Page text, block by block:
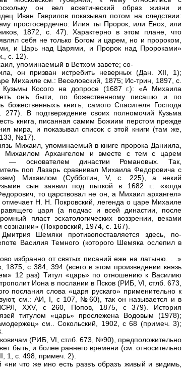
он вел аскетический образ жизни и
Иван Гаврилов показывал потом на следствии:
простосердечно: Илия ты Пророк, или Енох, или
1872, с. 47). Характерно в этом плане, что
себя не только Богом и царем, но и пророком,
и Царь над Царями, и Пророк над Пророками»
с. 12).
упоминаемый в Ветхом завете; со-
он призван истребить неверных (Дан. XII, 1);
Михаиле см.: Веселовский, 1875; Ис-трин, 1897, с.
Косого на допросе (1687 г.): «А Михаила
онъ быти, по божественному писашю и по
божественныхъ книгъ, самого Спасителя Господа
277). В подтверждение своих полномочий Кузьма
книга, писанная самим Божиим перстом прежде
мира, и показывал список с этой книги (там же,
№17).
Михаил, упоминаемый в книге пророка Даниила,
Михаилом Архангелом и вместе с тем с царем
— основателем династии Романовых. Так,
поп Лазарь сравнивал Михаила Федоровича с
Михаилом (Субботин, V, с. 225), а некий
сын заявил под пыткой в 1682 г.: «когда
то царствовал не он, а Михаил архангел»
Н. Н. Покровский, легенда о царе Михаиле
царя (а подчас и всей династии, после
пласт эсхатологических воззрении, веками
(Покровский, 1974, с. 167).
Шемяки противопоставляется здесь, по-
Василия Темного (которого Шемяка ослепил в
избранно от святых писаний еже на латыню. . .»
1875, с 384, 394 (всего в этом произведении князь
12 раз) Титул «царь» по отношению к Василию
Иона в послании в Псков (РИБ, VI, стлб. 673,
послания слова «царя рускаго» применительно к
см.: АИ, I, с 107, №60), так он называется и в
XXV, с 260, Попов, 1875, с 379). История
титулом «царь» прослежена Водовым (1978);
см.. Сокольский, 1902, с 68 (примеч. 3);
(РИБ, VI, стлб. 673, №90), предположительно
быть, и более раннего времени (см. относительно
1, с. 498, примеч. 2).
что же ино есть развъ образъ живый и видимь,